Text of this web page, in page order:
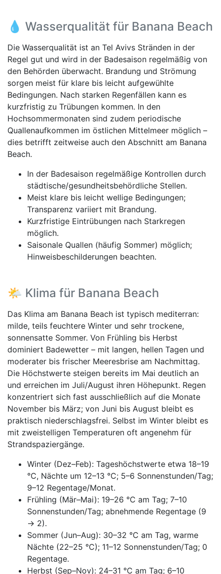
💧 Wasserqualität für Banana Beach
Die Wasserqualität ist an Tel Avivs Stränden in der
Regel gut und wird in der Badesaison regelmäßig von
den Behörden überwacht. Brandung und Strömung
sorgen meist für klare bis leicht aufgewühlte
Bedingungen. Nach starken Regenfällen kann es
kurzfristig zu Trübungen kommen. In den
Hochsommermonaten sind zudem periodische
Quallenaufkommen im östlichen Mittelmeer möglich –
dies betrifft zeitweise auch den Abschnitt am Banana
Beach.
In der Badesaison regelmäßige Kontrollen durch
städtische/gesundheitsbehördliche Stellen.
Meist klare bis leicht wellige Bedingungen;
Transparenz variiert mit Brandung.
Kurzfristige Eintrübungen nach Starkregen
möglich.
Saisonale Quallen (häufig Sommer) möglich;
Hinweisbeschilderungen beachten.
🌤️ Klima für Banana Beach
Das Klima am Banana Beach ist typisch mediterran:
milde, teils feuchtere Winter und sehr trockene,
sonnensatte Sommer. Von Frühling bis Herbst
dominiert Badewetter – mit langen, hellen Tagen und
moderater bis frischer Meeresbrise am Nachmittag.
Die Höchstwerte steigen bereits im Mai deutlich an
und erreichen im Juli/August ihren Höhepunkt. Regen
konzentriert sich fast ausschließlich auf die Monate
November bis März; von Juni bis August bleibt es
praktisch niederschlagsfrei. Selbst im Winter bleibt es
mit zweistelligen Temperaturen oft angenehm für
Strandspaziergänge.
Winter (Dez–Feb): Tageshöchstwerte etwa 18–19
°C, Nächte um 12–13 °C; 5–6 Sonnenstunden/Tag;
9–12 Regentage/Monat.
Frühling (Mär–Mai): 19–26 °C am Tag; 7–10
Sonnenstunden/Tag; abnehmende Regentage (9
→ 2).
Sommer (Jun–Aug): 30–32 °C am Tag, warme
Nächte (22–25 °C); 11–12 Sonnenstunden/Tag; 0
Regentage.
Herbst (Sep–Nov): 24–31 °C am Tag; 6–10